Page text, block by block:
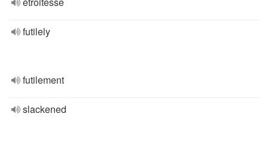
futilely
futilement
slackened